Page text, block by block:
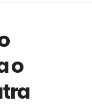
o